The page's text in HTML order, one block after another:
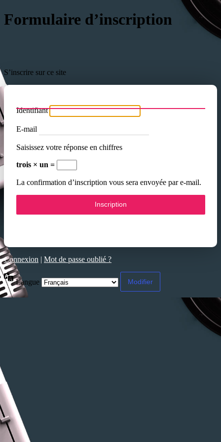
Formulaire d’inscription
S’inscrire sur ce site
Identifiant
E-mail
Saisissez votre réponse en chiffres
trois × un =
La confirmation d’inscription vous sera envoyée par e-mail.
Connexion | Mot de passe oublié ?
Langue